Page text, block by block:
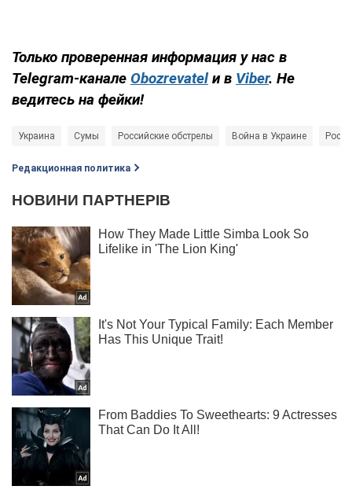
Только проверенная информация у нас в
Telegram-канале Obozrevatel и в Viber. Не
ведитесь на фейки!
Украина Сумы Российские обстрелы Война в Украине
Редакционная политика